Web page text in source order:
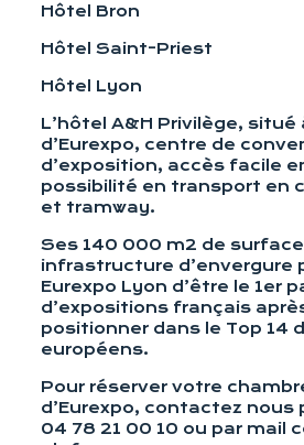
Hôtel Bron
Hôtel Saint-Priest
Hôtel Lyon
L’hôtel A&H Privilège, situé
d’Eurexpo, centre de
d’exposition, accès facile
possibilité en transport en
et tramway.
Ses 140 000 m2 de
infrastructure d’envergure
Eurexpo Lyon d’être le 1er
d’expositions français
positionner dans le Top 14
européens.
Pour réserver votre
d’Eurexpo, contactez nous
04 78 21 00 10 ou par mail